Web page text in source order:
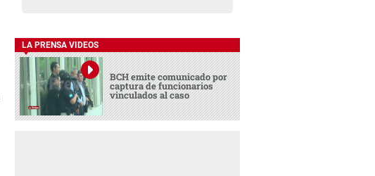
LA PRENSA VIDEOS
BCH emite comunicado por
captura de funcionarios
vinculados al caso